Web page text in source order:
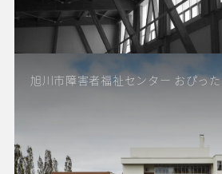
旭川市障害者福祉センター おぴった